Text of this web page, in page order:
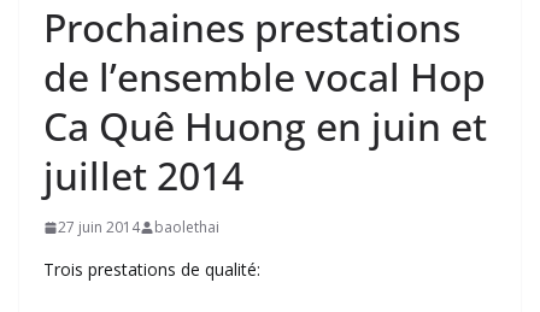
Prochaines prestations
de l’ensemble vocal Hop
Ca Quê Huong en juin et
juillet 2014
27 juin 2014 baolethai
Trois prestations de qualité: